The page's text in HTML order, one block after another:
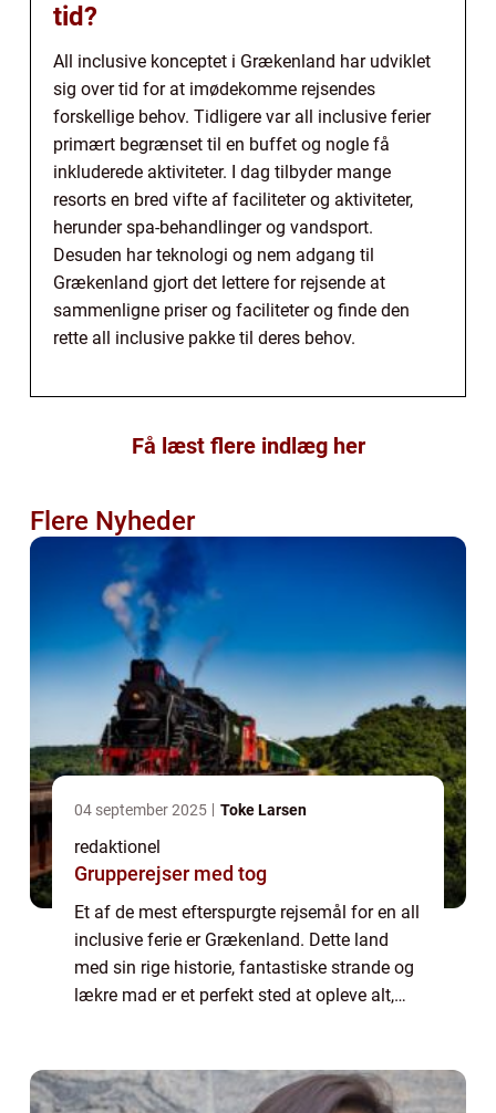
tid?
All inclusive konceptet i Grækenland har udviklet
sig over tid for at imødekomme rejsendes
forskellige behov. Tidligere var all inclusive ferier
primært begrænset til en buffet og nogle få
inkluderede aktiviteter. I dag tilbyder mange
resorts en bred vifte af faciliteter og aktiviteter,
herunder spa-behandlinger og vandsport.
Desuden har teknologi og nem adgang til
Grækenland gjort det lettere for rejsende at
sammenligne priser og faciliteter og finde den
rette all inclusive pakke til deres behov.
Få læst flere indlæg her
Flere Nyheder
04 september 2025 Toke Larsen
redaktionel
Grupperejser med tog
Et af de mest efterspurgte rejsemål for en all
inclusive ferie er Grækenland. Dette land
med sin rige historie, fantastiske strande og
lækre mad er et perfekt sted at opleve alt,